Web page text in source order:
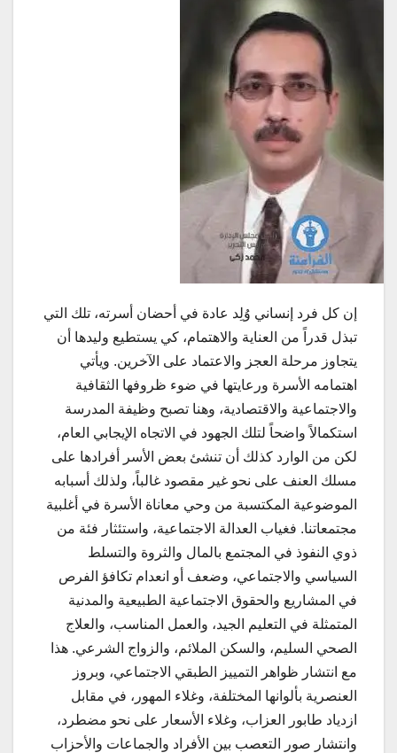
إن كل فرد إنساني وُلِد عادة في أحضان أسرته، تلك التي
تبذل قدراً من العناية والاهتمام، كي يستطيع وليدها أن
يتجاوز مرحلة العجز والاعتماد على الآخرين. ويأتي
اهتمامه الأسرة ورعايتها في ضوء ظروفها الثقافية
والاجتماعية والاقتصادية، وهنا تصبح وظيفة المدرسة
استكمالاً واضحاً لتلك الجهود في الاتجاه الإيجابي العام،
لكن من الوارد كذلك أن تنشئ بعض الأسر أفرادها على
مسلك العنف على نحو غير مقصود غالباً، ولذلك أسبابه
الموضوعية المكتسبة من وحي معاناة الأسرة في أغلبية
مجتمعاتنا. فغياب العدالة الاجتماعية، واستئثار فئة من
ذوي النفوذ في المجتمع بالمال والثروة والتسلط
السياسي والاجتماعي، وضعف أو انعدام تكافؤ الفرص
في المشاريع والحقوق الاجتماعية الطبيعية والمدنية
المتمثلة في التعليم الجيد، والعمل المناسب، والعلاج
الصحي السليم، والسكن الملائم، والزواج الشرعي. هذا
مع انتشار ظواهر التمييز الطبقي الاجتماعي، وبروز
العنصرية بألوانها المختلفة، وغلاء المهور، في مقابل
ازدياد طابور العزاب، وغلاء الأسعار على نحو مضطرد،
وانتشار صور التعصب بين الأفراد والجماعات والأحزاب